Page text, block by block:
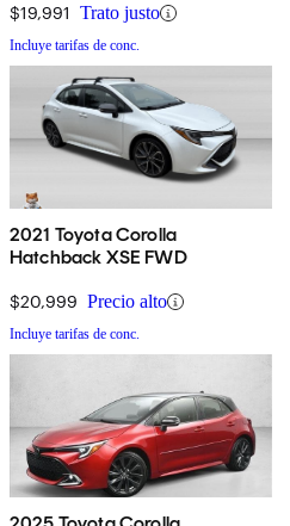
$19,991 Trato justo
Incluye tarifas de conc.
2021 Toyota Corolla
Hatchback XSE FWD
$20,999 Precio alto
Incluye tarifas de conc.